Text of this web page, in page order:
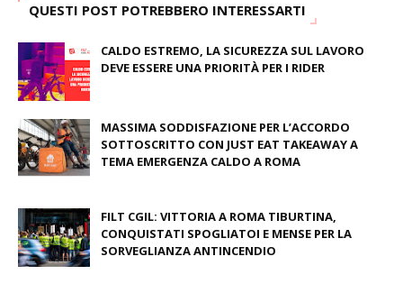
QUESTI POST POTREBBERO INTERESSARTI
CALDO ESTREMO, LA SICUREZZA SUL LAVORO
DEVE ESSERE UNA PRIORITÀ PER I RIDER
MASSIMA SODDISFAZIONE PER L’ACCORDO
SOTTOSCRITTO CON JUST EAT TAKEAWAY A
TEMA EMERGENZA CALDO A ROMA
FILT CGIL: VITTORIA A ROMA TIBURTINA,
CONQUISTATI SPOGLIATOI E MENSE PER LA
SORVEGLIANZA ANTINCENDIO